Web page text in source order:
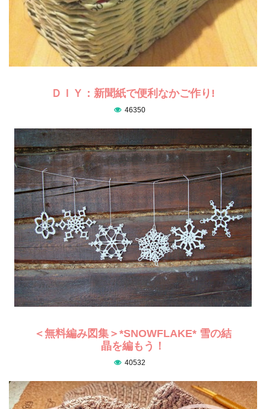
ＤＩＹ：新聞紙で便利なかご作り!
46350
＜無料編み図集＞*SNOWFLAKE* 雪の結
晶を編もう！
40532